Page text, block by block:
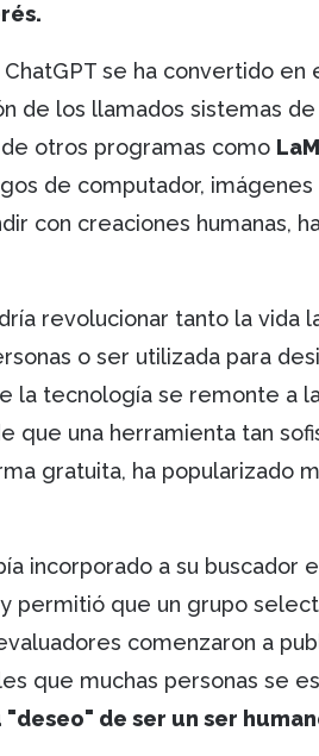
se ha convertido en
de los llamados sistemas de
otros programas como
de computador, imágenes
con creaciones humanas,
revolucionar tanto la vida
o ser utilizada para
la tecnología se remonte a
que una herramienta tan
gratuita, ha popularizado
incorporado a su buscador
permitió que un grupo
comenzaron a
que muchas personas se
de ser un ser